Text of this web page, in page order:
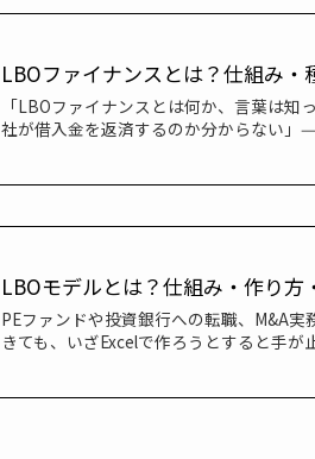
LBOファイナンスとは？仕組み
「LBOファイナンスとは何か、言葉は
社が借入金を返済するのか分からない
LBOモデルとは？仕組み・作り
PEファンドや投資銀行への転職、M&A
きても、いざExcelで作ろうとすると手